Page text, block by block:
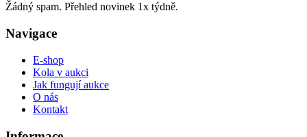
Žádný spam. Přehled novinek 1x týdně.
Navigace
E-shop
Kola v aukci
Jak fungují aukce
O nás
Kontakt